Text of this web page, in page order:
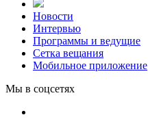
Новости
Интервью
Программы и ведущие
Сетка вещания
Мобильное приложение
Мы в соцсетях